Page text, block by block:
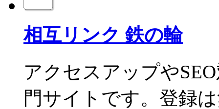
相互リンク 鉄の輪
アクセスアップや
門サイトです。登録